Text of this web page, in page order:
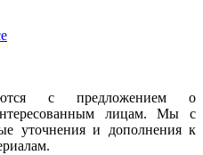
с предложением о
лицам. Мы с
уточнения и дополнения к